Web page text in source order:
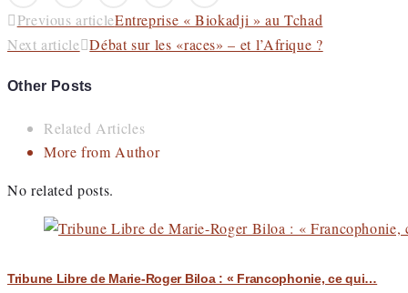
Previous articleEntreprise « Biokadji » au Tchad
Next article Débat sur les «races» – et l’Afrique ?
Other Posts
Related Articles
More from Author
No related posts.
Tribune Libre de Marie-Roger Biloa : « Francophonie, ce qui…